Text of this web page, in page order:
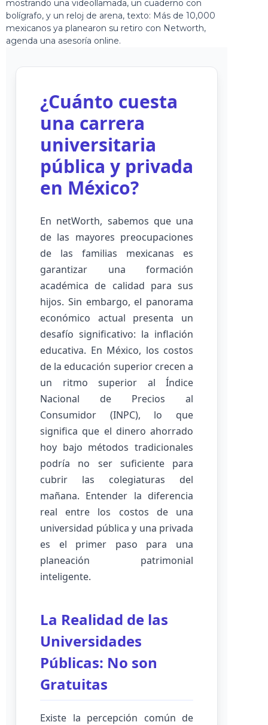
¿Cuánto cuesta
una carrera
universitaria
pública y privada
en México?
En netWorth, sabemos que una
de las mayores preocupaciones
de las familias mexicanas es
garantizar una formación
académica de calidad para sus
hijos. Sin embargo, el panorama
económico actual presenta un
desafío significativo: la inflación
educativa. En México, los costos
de la educación superior crecen a
un ritmo superior al Índice
Nacional de Precios al
Consumidor (INPC), lo que
significa que el dinero ahorrado
hoy bajo métodos tradicionales
podría no ser suficiente para
cubrir las colegiaturas del
mañana. Entender la diferencia
real entre los costos de una
universidad pública y una privada
es el primer paso para una
planeación patrimonial
inteligente.
La Realidad de las
Universidades
Públicas: No son
Gratuitas
Existe la percepción común de